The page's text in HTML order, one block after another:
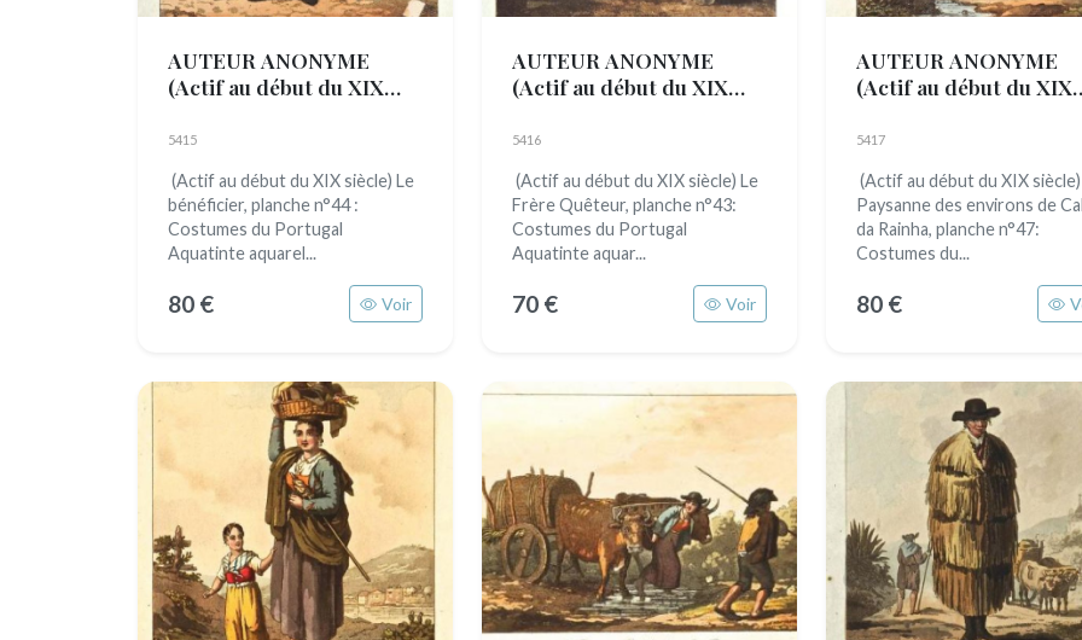
AUTEUR ANONYME
(Actif au début du XIX
5415
(Actif au début du XIX siècle) Le
bénéficier, planche n°44 :
Costumes du Portugal
Aquatinte aquarel...
80 € Voir
AUTEUR ANONYME
(Actif au début du XIX
5416
(Actif au début du XIX siècle) Le
Frère Quêteur, planche n°43:
Costumes du Portugal
Aquatinte aquar...
70 € Voir
AUTEUR ANONYME
(Actif au début du XIX
5417
(Actif au début du XIX siècle)
Paysanne des environs de
da Rainha, planche n°47:
Costumes du...
80 €